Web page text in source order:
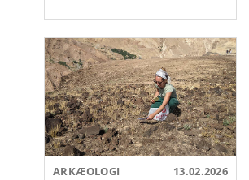
ARKÆOLOGI 13.02.2026